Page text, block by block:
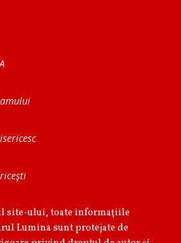
site-ului, toate informaţiile
Lumina sunt protejate de